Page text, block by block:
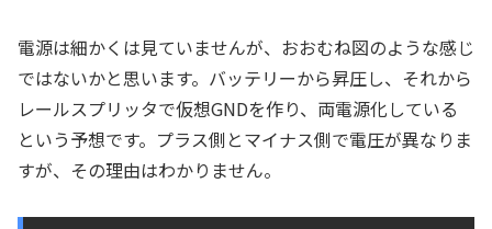
電源は細かくは見ていませんが、おおむね図のような感じ
ではないかと思います。バッテリーから昇圧し、それから
レールスプリッタで仮想GNDを作り、両電源化している
という予想です。プラス側とマイナス側で電圧が異なりま
すが、その理由はわかりません。